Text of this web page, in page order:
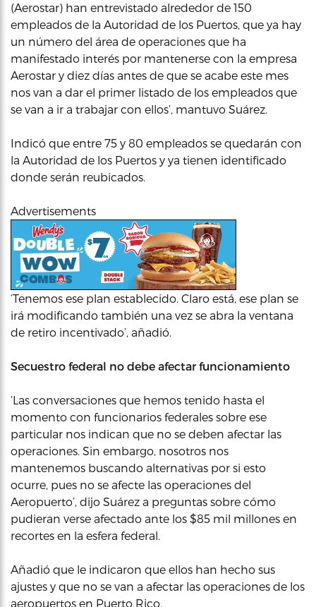
(Aerostar) han entrevistado alrededor de 150
empleados de la Autoridad de los Puertos, que ya hay
un número del área de operaciones que ha
manifestado interés por mantenerse con la empresa
Aerostar y diez días antes de que se acabe este mes
nos van a dar el primer listado de los empleados que
se van a ir a trabajar con ellos’, mantuvo Suárez.
Indicó que entre 75 y 80 empleados se quedarán con
la Autoridad de los Puertos y ya tienen identificado
donde serán reubicados.
Advertisements
‘Tenemos ese plan establecido. Claro está, ese plan se
irá modificando también una vez se abra la ventana
de retiro incentivado’, añadió.
Secuestro federal no debe afectar funcionamiento
‘Las conversaciones que hemos tenido hasta el
momento con funcionarios federales sobre ese
particular nos indican que no se deben afectar las
operaciones. Sin embargo, nosotros nos
mantenemos buscando alternativas por si esto
ocurre, pues no se afecte las operaciones del
Aeropuerto’, dijo Suárez a preguntas sobre cómo
pudieran verse afectado ante los $85 mil millones en
recortes en la esfera federal.
Añadió que le indicaron que ellos han hecho sus
ajustes y que no se van a afectar las operaciones de los
aeropuertos en Puerto Rico.